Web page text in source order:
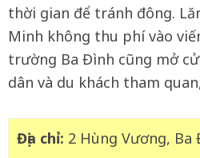
thời gian để tránh đông.
Minh không thu phí vào
trường Ba Đình cũng mở
dân và du khách tham
Địa chỉ: 2 Hùng Vương, Ba